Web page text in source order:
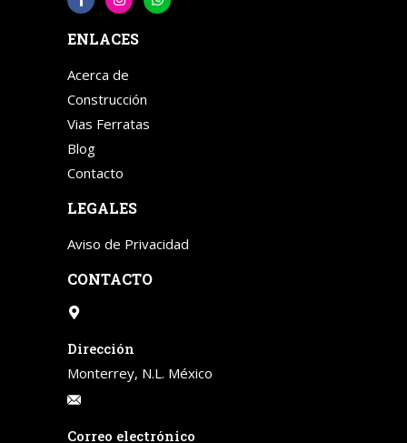
ENLACES
Acerca de
Construcción
Vias Ferratas
Blog
Contacto
LEGALES
Aviso de Privacidad
CONTACTO
Dirección
Monterrey, N.L. México
Correo electrónico